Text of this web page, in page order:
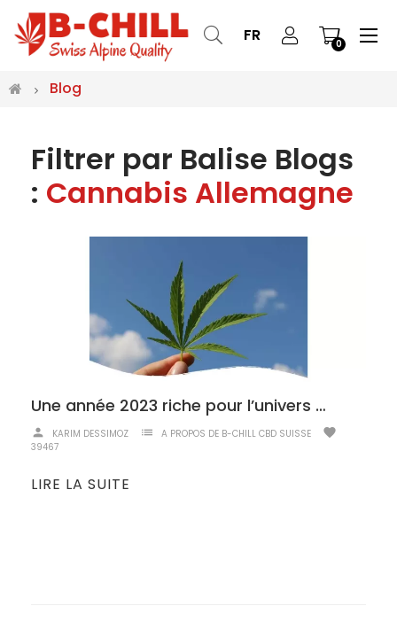
FR 0 ☰
Blog
Filtrer par Balise Blogs
: Cannabis Allemagne
Une année 2023 riche pour l’univers du cannabis et du CBD
person KARIM DESSIMOZ list A PROPOS DE B-CHILL CBD SUISSE favorite
39467
LIRE LA SUITE